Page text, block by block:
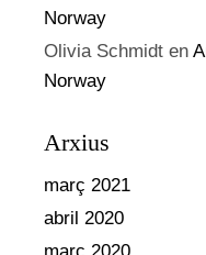
Norway
Olivia Schmidt en
Norway
Arxius
març 2021
abril 2020